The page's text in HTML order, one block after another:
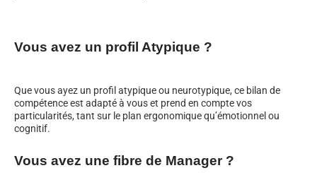
Vous avez un profil Atypique ?
Que vous ayez un profil atypique ou neurotypique, ce bilan de
compétence est adapté à vous et prend en compte vos
particularités, tant sur le plan ergonomique qu’émotionnel ou
cognitif.
Vous avez une fibre de Manager ?